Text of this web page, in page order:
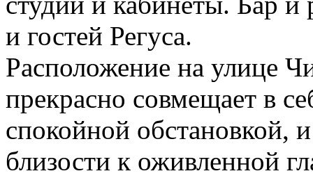
и гостей Регуса.
Расположение на улице
прекрасно совмещает в
спокойной обстановкой,
близости к оживленной